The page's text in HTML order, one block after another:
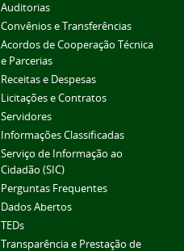
Auditorias
Convênios e Transferências
Acordos de Cooperação Técnica
e Parcerias
Receitas e Despesas
Licitações e Contratos
Servidores
Informações Classificadas
Serviço de Informação ao
Cidadão (SIC)
Perguntas Frequentes
Dados Abertos
TEDs
Transparência e Prestação de